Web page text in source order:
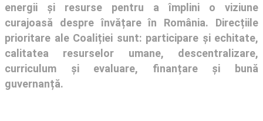
energii și resurse pentru a împlini o viziune
curajoasă despre învățare în România. Direcțiile
prioritare ale Coaliției sunt: participare și echitate,
calitatea resurselor umane, descentralizare,
curriculum și evaluare, finanțare și bună
guvernanță.